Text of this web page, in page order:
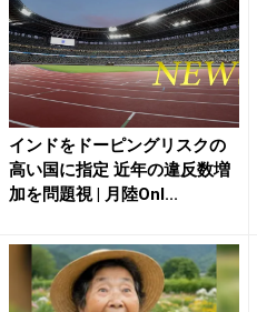
インドをドーピングリスクの
高い国に指定 近年の違反数増
加を問題視 | 月陸Onl...